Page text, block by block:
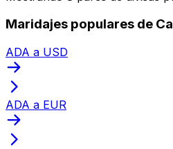
Maridajes populares de
ADA a USD
ADA a EUR